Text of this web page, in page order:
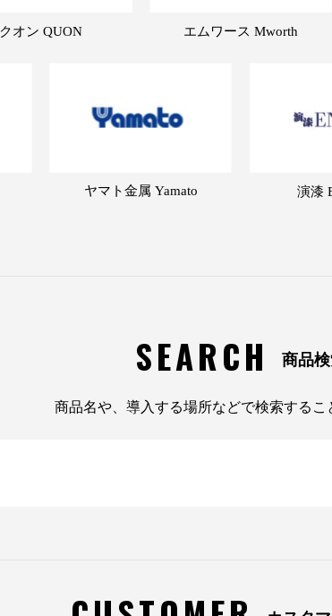
クオン QUON エムワース Mworth
ヤマト金属 Yamato 演漆
SEARCH 商品
商品名や、導入する場所などで検索するこ